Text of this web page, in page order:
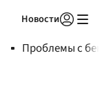
Новости
Проблемы с